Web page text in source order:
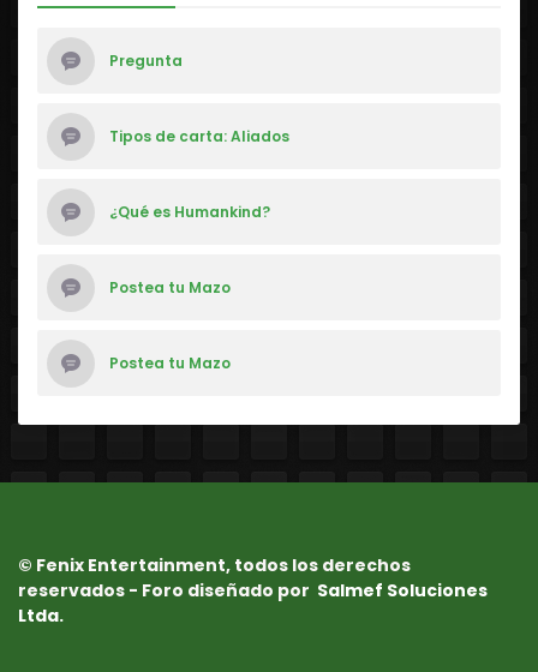
Pregunta
Tipos de carta: Aliados
¿Qué es Humankind?
Postea tu Mazo
Postea tu Mazo
© Fenix Entertainment, todos los derechos
reservados - Foro diseñado por Salmef Soluciones
Ltda.